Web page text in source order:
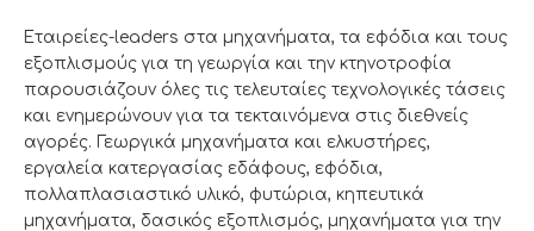
Εταιρείες-leaders στα μηχανήματα, τα εφόδια και τους
εξοπλισμούς για τη γεωργία και την κτηνοτροφία
παρουσιάζουν όλες τις τελευταίες τεχνολογικές τάσεις
και ενημερώνουν για τα τεκταινόμενα στις διεθνείς
αγορές. Γεωργικά μηχανήματα και ελκυστήρες,
εργαλεία κατεργασίας εδάφους, εφόδια,
πολλαπλασιαστικό υλικό, φυτώρια, κηπευτικά
μηχανήματα, δασικός εξοπλισμός, μηχανήματα για την